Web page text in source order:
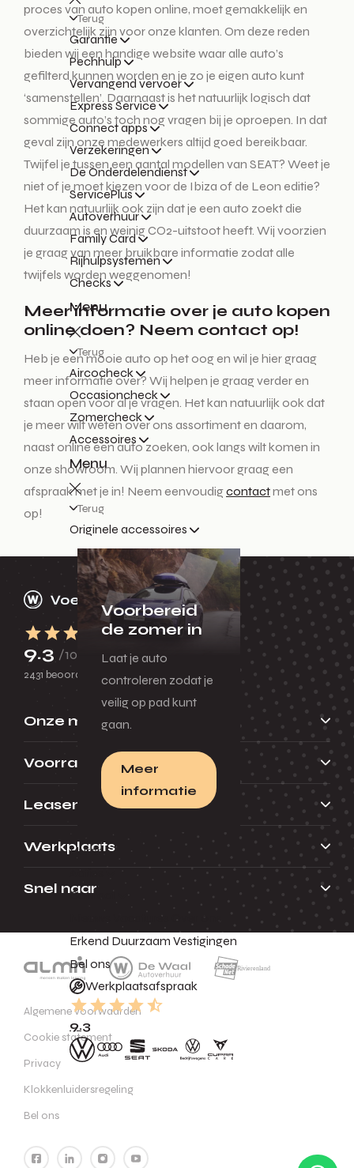
Terug
Garantie
Pechhulp
Vervangend vervoer
Express Service
Connect apps
Verzekeringen
De Onderdelendienst
ServicePlus
Autoverhuur
Family Card
Rijhulpsystemen
Checks
Menu
Terug
Aircocheck
Occasioncheck
Zomercheck
Accessoires
Menu
Terug
Originele accessoires
Voorbereid
de zomer in
Laat je auto
controleren zodat je
veilig op pad kunt
gaan.
Meer
informatie
Huren
Contact
Erkend Duurzaam Vestigingen
Bel ons
Werkplaatsafspraak
9.3
proces van auto kopen online, moet gemakkelijk en
overzichtelijk zijn voor onze klanten. Om deze reden
bieden wij een handige website waar alle auto’s
gefilterd kunnen worden en je zo je eigen auto kunt
‘samenstellen’. Daarnaast is het natuurlijk logisch dat
sommige auto’s toch nog vragen bij je oproepen. In dat
geval zijn onze medewerkers altijd goed bereikbaar.
Twijfel je tussen een aantal modellen van SEAT? Weet je
niet of je moet kiezen voor de Ibiza of de Leon editie?
Het kan natuurlijk ook zijn dat je een auto zoekt die
duurzaam is en weinig CO2-uitstoot heeft. Wij voorzien
je graag van meer bruikbare informatie zodat alle
twijfels worden weggenomen!
Meer informatie over je auto kopen
online doen? Neem contact op!
Heb je een mooie auto op het oog en wil je hier graag
meer informatie over? Wij helpen je graag verder en
staan open voor al je vragen. Het kan natuurlijk ook dat
je meer wilt weten over ons assortiment en daarom,
naast online een auto zoeken, ook langs wilt komen in
onze showroom. Wij plannen hiervoor graag een
afspraak met je in! Neem eenvoudigcontactmet ons
op!
9.3 /10
2431 beoordelingen
Onze merken
Voorraad
Leasen
Werkplaats
Snel naar
Algemene voorwaarden
Cookie statement
Privacy
Klokkenluidersregeling
Bel ons